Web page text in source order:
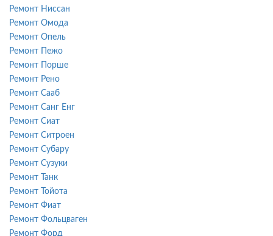
Ремонт Ниссан
Ремонт Омода
Ремонт Опель
Ремонт Пежо
Ремонт Порше
Ремонт Рено
Ремонт Сааб
Ремонт Санг Енг
Ремонт Сиат
Ремонт Ситроен
Ремонт Субару
Ремонт Сузуки
Ремонт Танк
Ремонт Тойота
Ремонт Фиат
Ремонт Фольцваген
Ремонт Форд